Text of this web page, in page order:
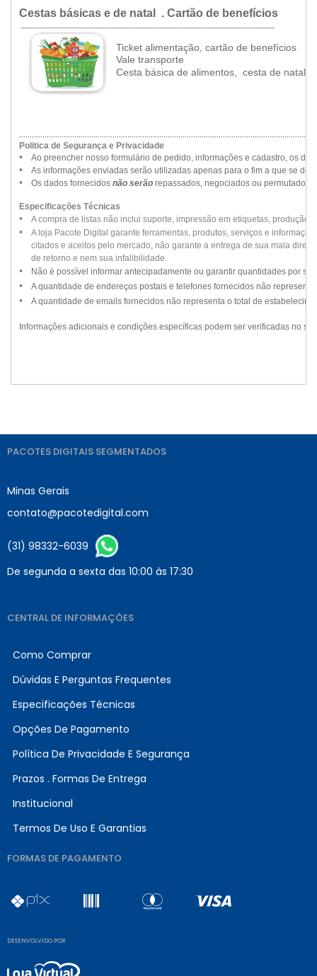
Cestas básicas e de natal . Cartão de benefícios
..................................................................................................................................................................................
Ticket alimentação, cartão de benefícios
Vale transporte
Cesta básica de alimentos, cesta de natal
Politica de Segurança e Privacidade
• Ao preencher nosso formulário de pedido, informações e cadastro, os
• As informações enviadas serão utilizadas apenas para o fim a que se
• Os dados fornecidos não serão repassados, negociados ou permutados
Especificações Técnicas
• A compra de listas não inclui suporte, impressão em etiquetas, produção
• A loja Pacote Digital garante ferramentas, produtos, serviços e
citados e aceitos pelo mercado, não garante a entrega de sua mala
de retorno e nem sua infalibilidade.
• Não é possível informar antecipadamente ou garantir quantidades por
• A quantidade de endereços postais e telefones fornecidos não
• A quantidade de emails fornecidos não representa o total de
Informações adicionais e condições específicas podem ser verificadas no
PACOTES DIGITAIS SEGMENTADOS
Minas Gerais
contato@pacotedigital.com
(31) 98332-6039
De segunda a sexta das 10:00 às 17:30
CENTRAL DE INFORMAÇÕES
Como Comprar
Dúvidas E Perguntas Frequentes
Especificações Técnicas
Opções De Pagamento
Política De Privacidade E Segurança
Prazos . Formas De Entrega
Institucional
Termos De Uso E Garantias
FORMAS DE PAGAMENTO
DESENVOLVIDO POR